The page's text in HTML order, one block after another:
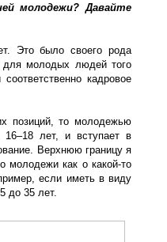
молодежи? Давайте
Это было своего рода
для молодых людей того
кадровое
позиций, то молодежью
16–18 лет, и вступает в
Верхнюю границу я
молодежи как о какой-то
если иметь в виду
до 35 лет.